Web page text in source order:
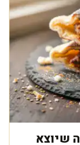
שיוצא